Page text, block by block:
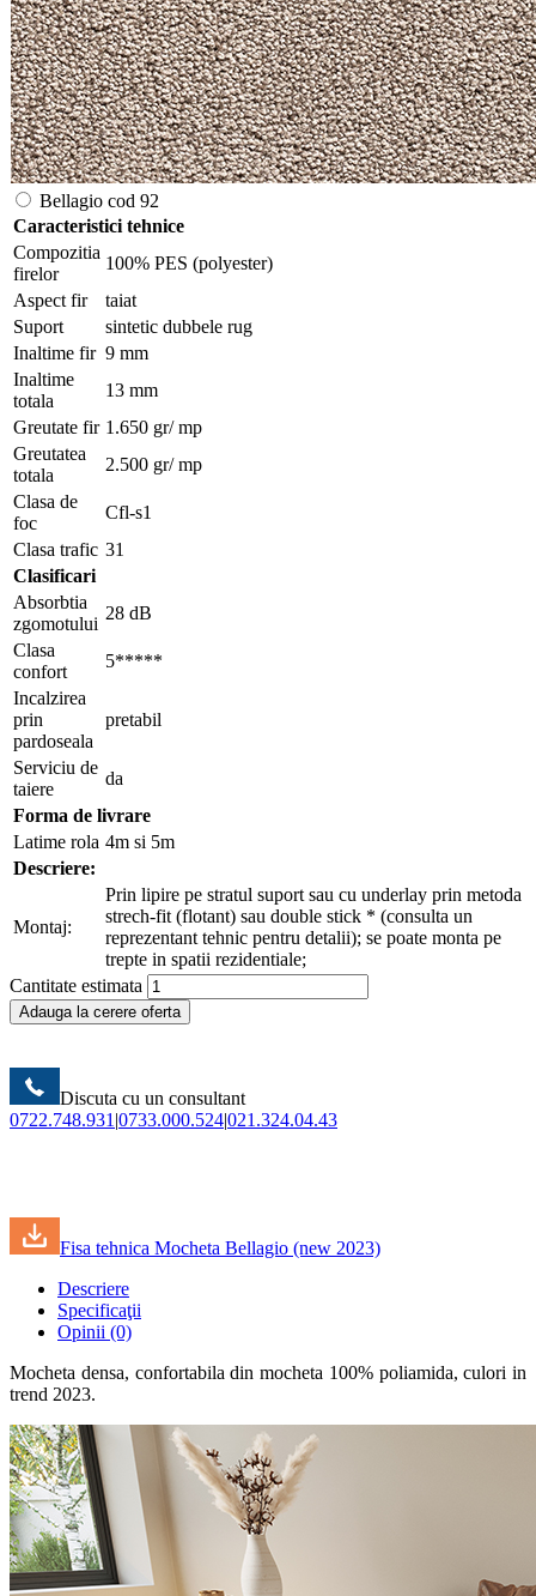
Bellagio cod 92
Caracteristici tehnice
Compozitia
firelor
100% PES (polyester)
Aspect fir
taiat
Suport
sintetic dubbele rug
Inaltime fir 9 mm
Inaltime
totala
13 mm
Greutate fir 1.650 gr/ mp
Greutatea
totala
2.500 gr/ mp
Clasa de
foc
Cfl-s1
Clasa trafic 31
Clasificari
Absorbtia
zgomotului
28 dB
Clasa
confort
5*****
Incalzirea
prin
pardoseala
pretabil
Serviciu de
taiere
da
Forma de livrare
Latime rola 4m si 5m
Descriere:
Montaj:
Prin lipire pe stratul suport sau cu underlay prin metoda
strech-fit (flotant) sau double stick * (consulta un
reprezentant tehnic pentru detalii); se poate monta pe
trepte in spatii rezidentiale;
Cantitate estimata
Adauga la cerere oferta
Discuta cu un consultant
0722.748.931 |0733.000.524|021.324.04.43
Fisa tehnica Mocheta Bellagio (new 2023)
Descriere
Specificaţii
Opinii (0)
Mocheta densa, confortabila din mocheta 100% poliamida, culori in
trend 2023.